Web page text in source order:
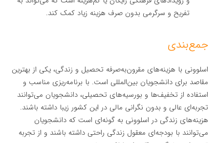
تفریح و سرگرمی بدون صرف هزینه زیاد کمک کند.
جمع‌بندی
اسلوونی با هزینه‌های مقرون‌به‌صرفه تحصیل و زندگی، یکی از بهترین
مقاصد برای دانشجویان بین‌المللی است. با برنامه‌ریزی مناسب و
استفاده از تخفیف‌ها و بورسیه‌های تحصیلی، دانشجویان می‌توانند
تجربه‌ای عالی و بدون نگرانی مالی در این کشور زیبا داشته باشند.
هزینه‌های زندگی در اسلوونی به گونه‌ای است که دانشجویان
می‌توانند با بودجه‌ای معقول زندگی راحتی داشته باشند و از تجربه